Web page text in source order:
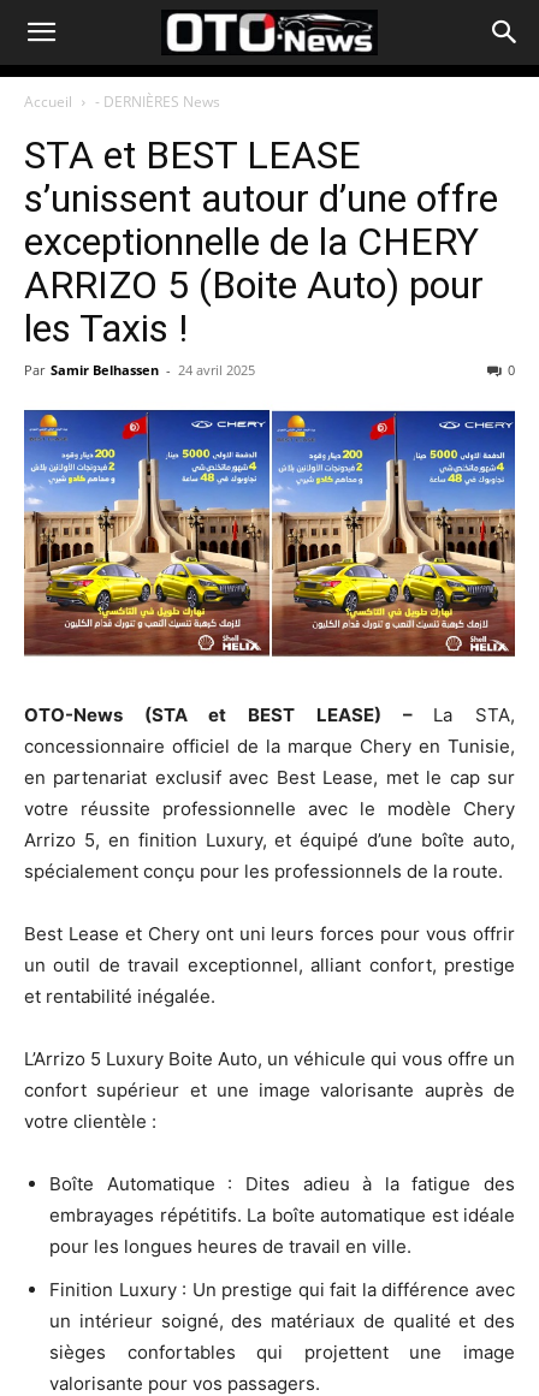
Accueil - DERNIÈRES News
STA et BEST LEASE
s’unissent autour d’une offre
exceptionnelle de la CHERY
ARRIZO 5 (Boite Auto) pour
les Taxis !
Par Samir Belhassen - 24 avril 2025 0
OTO-News (STA et BEST LEASE) – La STA,
concessionnaire officiel de la marque Chery en Tunisie,
en partenariat exclusif avec Best Lease, met le cap sur
votre réussite professionnelle avec le modèle Chery
Arrizo 5, en finition Luxury, et équipé d’une boîte auto,
spécialement conçu pour les professionnels de la route.
Best Lease et Chery ont uni leurs forces pour vous offrir
un outil de travail exceptionnel, alliant confort, prestige
et rentabilité inégalée.
L’Arrizo 5 Luxury Boite Auto, un véhicule qui vous offre un
confort supérieur et une image valorisante auprès de
votre clientèle :
Boîte Automatique : Dites adieu à la fatigue des
embrayages répétitifs. La boîte automatique est idéale
pour les longues heures de travail en ville.
Finition Luxury : Un prestige qui fait la différence avec
un intérieur soigné, des matériaux de qualité et des
sièges confortables qui projettent une image
valorisante pour vos passagers.